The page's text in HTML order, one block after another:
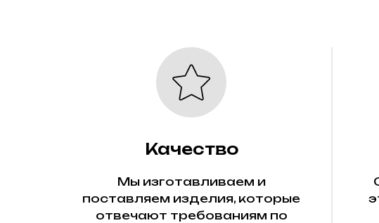
Качество
Мы изготавливаем и
поставляем изделия, которые
отвечают требованиям по